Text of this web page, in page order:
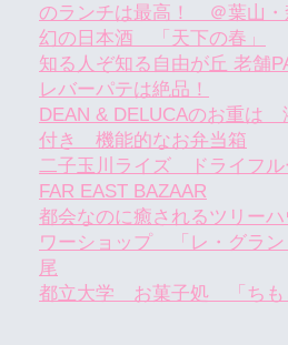
のランチは最高！ ＠葉山・
幻の日本酒 「天下の春」
知る人ぞ知る自由が丘 老舗
レバーパテは絶品！
DEAN & DELUCAのお重は
付き 機能的なお弁当箱
二子玉川ライズ ドライフ
FAR EAST BAZAAR
都会なのに癒されるツリー
ワーショップ 「レ・グラ
尾
都立大学 お菓子処 「ち